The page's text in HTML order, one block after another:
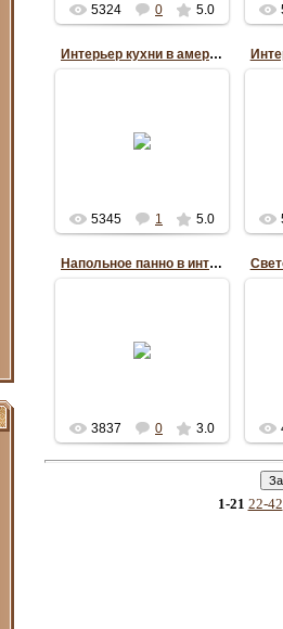
5324 0 5.0
Интерьер кухни в американском стиле
5345 1 5.0
Напольное панно в интерьере кухни
3837 0 3.0
1-21 22-42